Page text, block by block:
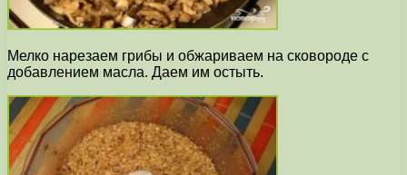
Мелко нарезаем грибы и обжариваем на сковороде с
добавлением масла. Даем им остыть.